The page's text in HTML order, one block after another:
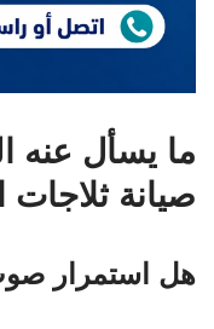
ما يسأل عنه
صيانة ثلاجات
هل استمرار